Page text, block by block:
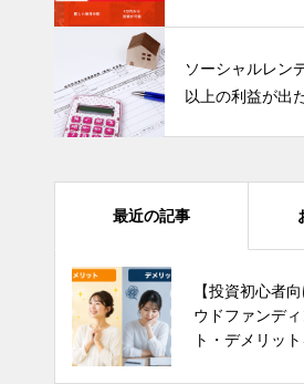
ソーシャルレン
以上の利益が出
最近の記事
【投資初心者
ウドファンデ
ト・デメリッ